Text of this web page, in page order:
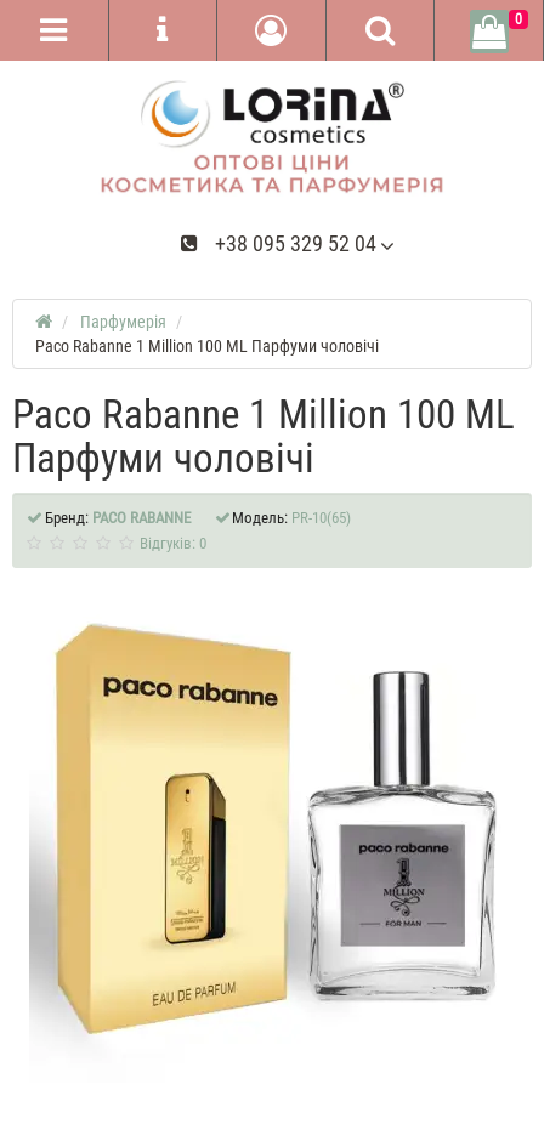
+38 095 329 52 04
0
Парфумерія
Paco Rabanne 1 Million 100 ML Парфуми чоловічі
Paco Rabanne 1 Million 100 ML
Парфуми чоловічі
Бренд: PACO RABANNE Модель: PR-10(65)
Відгуків: 0